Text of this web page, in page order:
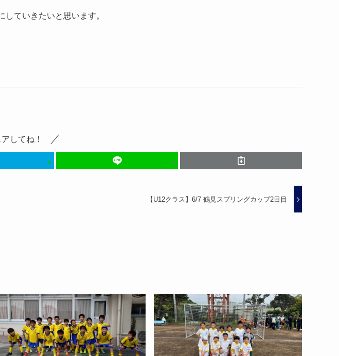
ていきたいと思います。
してね！
【U12クラス】6/7 鶴見スプリングカップ2日目